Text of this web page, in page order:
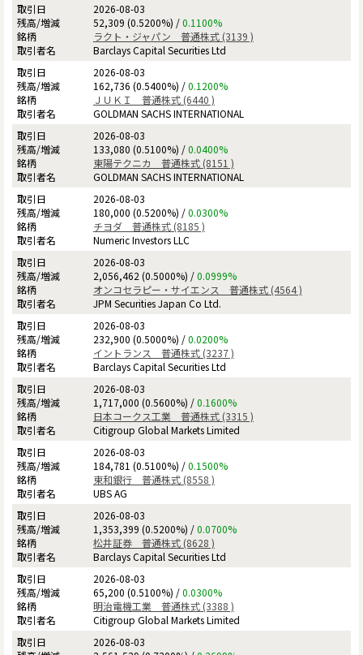
2026-08-03
52,309 (0.5200%) /0.1100%
ラクト・ジャパン 普通株式 (3139 )
Barclays Capital Securities Ltd
2026-08-03
162,736 (0.5400%) /0.1200%
ＪＵＫＩ 普通株式 (6440 )
GOLDMAN SACHS INTERNATIONAL
2026-08-03
133,080 (0.5100%) /0.0400%
東陽テクニカ 普通株式 (8151 )
GOLDMAN SACHS INTERNATIONAL
2026-08-03
180,000 (0.5200%) /0.0300%
チヨダ 普通株式 (8185 )
Numeric Investors LLC
2026-08-03
2,056,462 (0.5000%) /0.0999%
オンコセラピー・サイエンス 普通株式 (4564 )
JPM Securities Japan Co Ltd.
2026-08-03
232,900 (0.5000%) /0.0200%
イントランス 普通株式 (3237 )
Barclays Capital Securities Ltd
2026-08-03
1,717,000 (0.5600%) /0.1600%
日本コークス工業 普通株式 (3315 )
Citigroup Global Markets Limited
2026-08-03
184,781 (0.5100%) /0.1500%
東和銀行 普通株式 (8558 )
UBS AG
2026-08-03
1,353,399 (0.5200%) /0.0700%
松井証券 普通株式 (8628 )
Barclays Capital Securities Ltd
2026-08-03
65,200 (0.5100%) /0.0300%
明治電機工業 普通株式 (3388 )
Citigroup Global Markets Limited
2026-08-03